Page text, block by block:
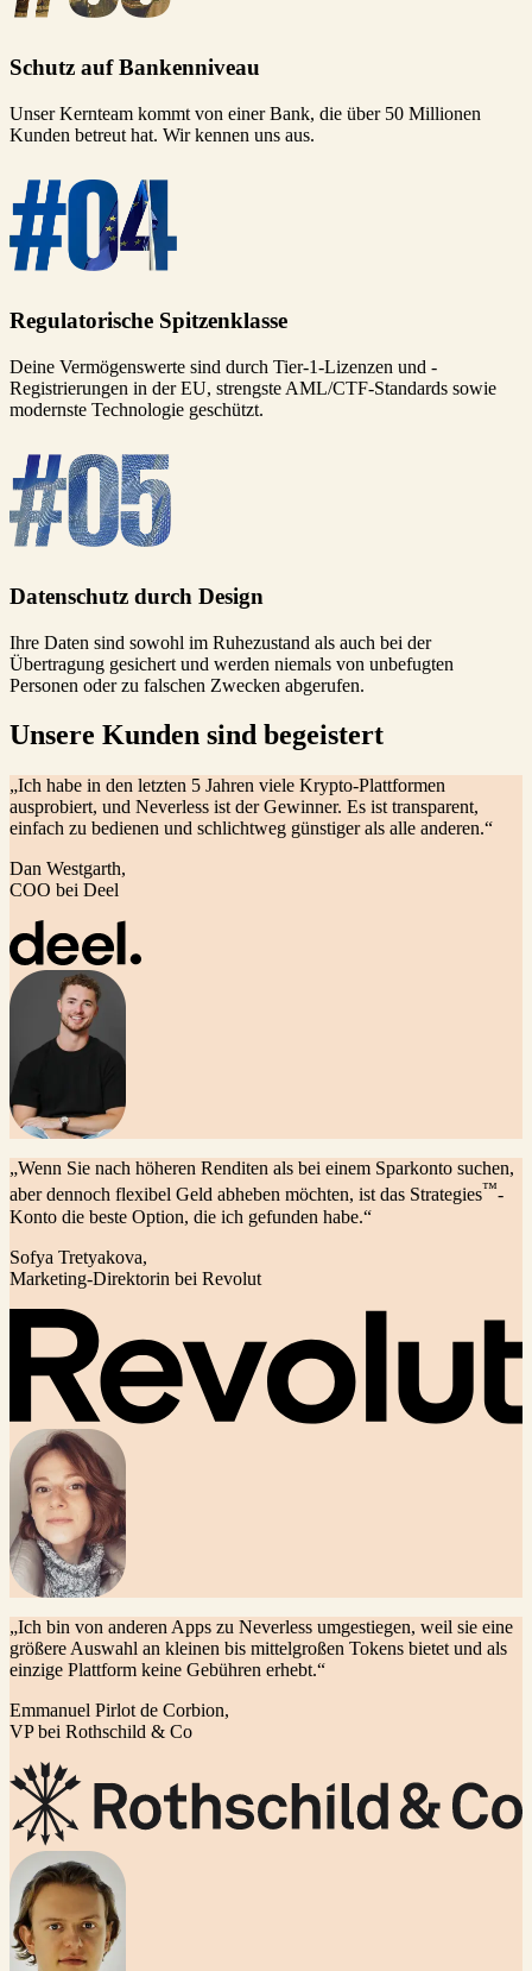
Schutz auf Bankenniveau
Unser Kernteam kommt von einer Bank, die über 50 Millionen
Kunden betreut hat. Wir kennen uns aus.
Regulatorische Spitzenklasse
Deine Vermögenswerte sind durch Tier-1-Lizenzen und -
Registrierungen in der EU, strengste AML/CTF-Standards sowie
modernste Technologie geschützt.
Datenschutz durch Design
Ihre Daten sind sowohl im Ruhezustand als auch bei der
Übertragung gesichert und werden niemals von unbefugten
Personen oder zu falschen Zwecken abgerufen.
Unsere Kunden sind begeistert
„Ich habe in den letzten 5 Jahren viele Krypto-Plattformen
ausprobiert, und Neverless ist der Gewinner. Es ist transparent,
einfach zu bedienen und schlichtweg günstiger als alle anderen.“
Dan Westgarth,
COO bei Deel
„Wenn Sie nach höheren Renditen als bei einem Sparkonto suchen,
aber dennoch flexibel Geld abheben möchten, ist das Strategies™-
Konto die beste Option, die ich gefunden habe.“
Sofya Tretyakova,
Marketing-Direktorin bei Revolut
„Ich bin von anderen Apps zu Neverless umgestiegen, weil sie eine
größere Auswahl an kleinen bis mittelgroßen Tokens bietet und als
einzige Plattform keine Gebühren erhebt.“
Emmanuel Pirlot de Corbion,
VP bei Rothschild & Co